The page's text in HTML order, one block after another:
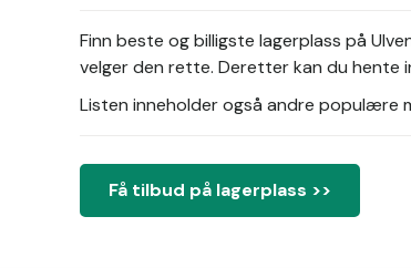
Finn beste og billigste lagerplass på
velger den rette. Deretter kan du
Listen inneholder også andre populære
Få tilbud på lagerplass >>